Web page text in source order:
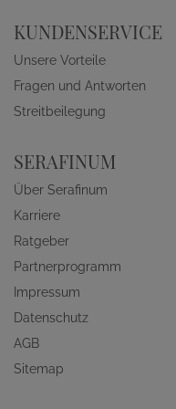
KUNDENSERVICE
Unsere Vorteile
Fragen und Antworten
Streitbeilegung
SERAFINUM
Über Serafinum
Karriere
Ratgeber
Partnerprogramm
Impressum
Datenschutz
AGB
Sitemap